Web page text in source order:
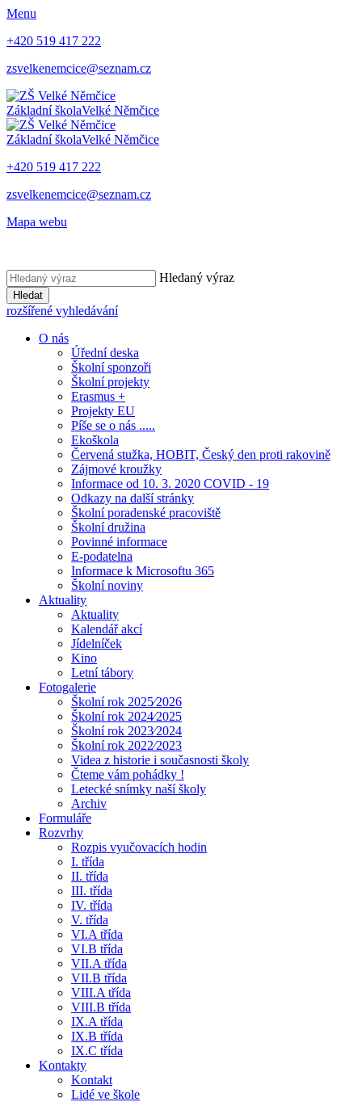
Menu
+420 519 417 222
zsvelkenemcice@seznam.cz
Základní školaVelké Němčice
Základní školaVelké Němčice
+420 519 417 222
zsvelkenemcice@seznam.cz
Mapa webu
Hledaný výraz
Hledat
rozšířené vyhledávání
O nás
Úřední deska
Školní sponzoři
Školní projekty
Erasmus +
Projekty EU
Píše se o nás .....
Ekoškola
Červená stužka, HOBIT, Český den proti rakovině
Zájmové kroužky
Informace od 10. 3. 2020 COVID - 19
Odkazy na další stránky
Školní poradenské pracoviště
Školní družina
Povinné informace
E-podatelna
Informace k Microsoftu 365
Školní noviny
Aktuality
Aktuality
Kalendář akcí
Jídelníček
Kino
Letní tábory
Fotogalerie
Školní rok 2025⁄2026
Školní rok 2024⁄2025
Školní rok 2023⁄2024
Školní rok 2022⁄2023
Videa z historie i současnosti školy
Čteme vám pohádky !
Letecké snímky naší školy
Archiv
Formuláře
Rozvrhy
Rozpis vyučovacích hodin
I. třída
II. třída
III. třída
IV. třída
V. třída
VI.A třída
VI.B třída
VII.A třída
VII.B třída
VIII.A třída
VIII.B třída
IX.A třída
IX.B třída
IX.C třída
Kontakty
Kontakt
Lidé ve škole